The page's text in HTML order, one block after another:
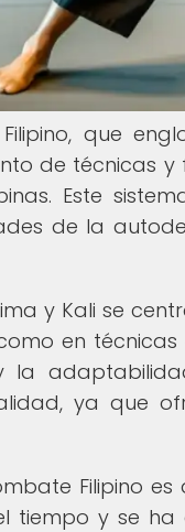
que
de técnicas
Este
de la
y Kali se
en
la
ya que
Filipino
tiempo y se